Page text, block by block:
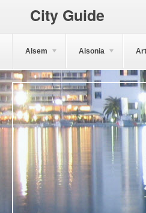
City Guide
Alsem Aisonia